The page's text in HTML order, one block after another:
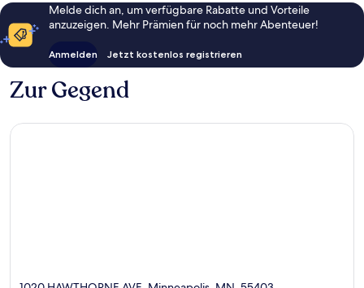
Melde dich an, um verfügbare Rabatte und Vorteile
anzuzeigen. Mehr Prämien für noch mehr Abenteuer!
Anmelden Jetzt kostenlos registrieren
Zur Gegend